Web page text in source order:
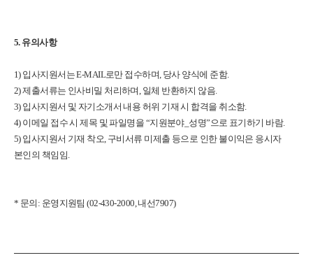
5. 유의사항
1) 입사지원서는 E-MAIL로만 접수하며, 당사 양식에 준함.
2) 제출서류는 인사비밀 처리하며, 일체 반환하지 않음.
3) 입사지원서 및 자기소개서 내용 허위 기재 시 합격을 취소함.
4) 이메일 접수 시 제목 및 파일명을 “지원분야_성명”으로 표기하기 바람.
5) 입사지원서 기재 착오, 구비서류 미제출 등으로 인한 불이익은 응시자
본인의 책임임.
* 문의: 운영지원팀 (02-430-2000, 내선7907)